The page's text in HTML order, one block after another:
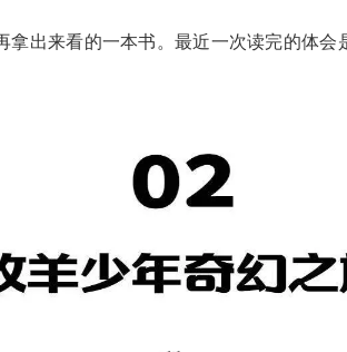
拿出来看的一本书。最近一次读完的体会